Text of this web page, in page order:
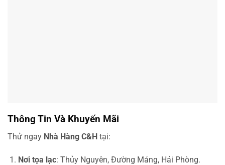
Thông Tin Và Khuyến Mãi
Thử ngay Nhà Hàng C&H tại:
Nơi tọa lạc: Thủy Nguyên, Đường Máng, Hải Phòng.